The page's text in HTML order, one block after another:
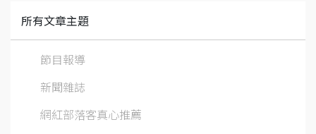
所有文章主題
節目報導
新聞雜誌
網紅部落客真心推薦